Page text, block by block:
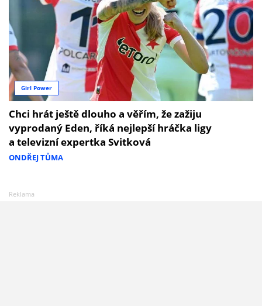
Girl Power
Chci hrát ještě dlouho a věřím, že zažiju
vyprodaný Eden, říká nejlepší hráčka ligy
a televizní expertka Svitková
ONDŘEJ TŮMA